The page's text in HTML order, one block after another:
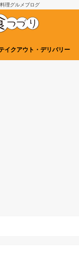
理グルメブログ
イクアウト・デリバリー